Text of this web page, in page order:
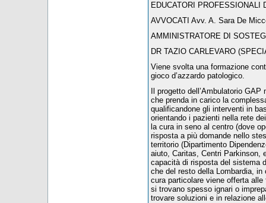
EDUCATORI PROFESSIONALI
AVVOCATI Avv. A. Sara De
AMMINISTRATORE DI
DR TAZIO CARLEVARO
Viene svolta una formazione
gioco d’azzardo patologico.
Il progetto dell’Ambulatorio
che prenda in carico la
qualificandone gli interventi in
orientando i pazienti nella rete
la cura in seno al centro (dove
risposta a più domande nello
territorio (Dipartimento
aiuto, Caritas, Centri Parkinson,
capacità di risposta del sistema
che del resto della Lombardia,
cura particolare viene offerta
si trovano spesso ignari o
trovare soluzioni e in relazione